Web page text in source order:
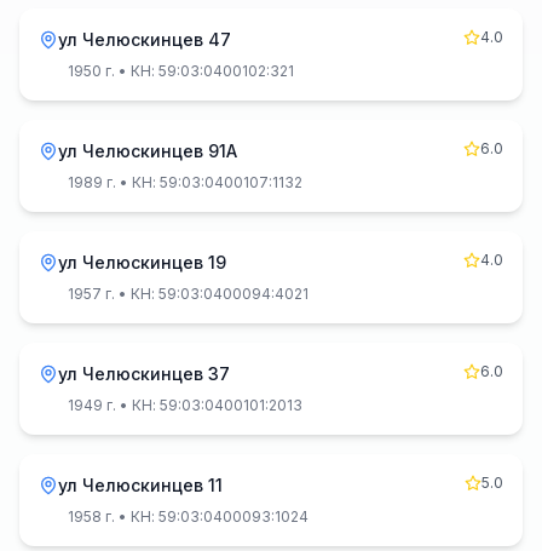
ул Челюскинцев 47
4.0
1950 г. • КН: 59:03:0400102:321
ул Челюскинцев 91А
6.0
1989 г. • КН: 59:03:0400107:1132
ул Челюскинцев 19
4.0
1957 г. • КН: 59:03:0400094:4021
ул Челюскинцев 37
6.0
1949 г. • КН: 59:03:0400101:2013
ул Челюскинцев 11
5.0
1958 г. • КН: 59:03:0400093:1024